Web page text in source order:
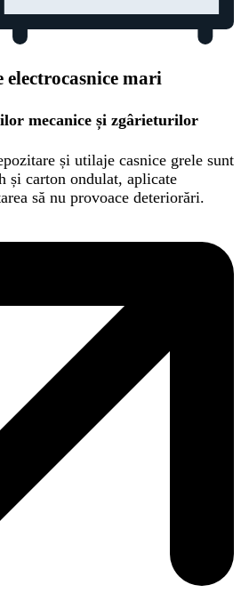
mari
mecanice și zgârieturilor
și utilaje casnice grele sunt
și carton ondulat, aplicate
să nu provoace deteriorări.